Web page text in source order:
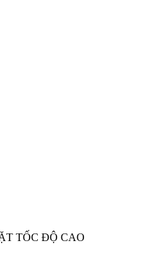
TỐC ĐỘ CAO